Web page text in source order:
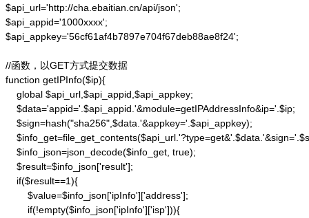
$api_url='http://cha.ebaitian.cn/api/json';
$api_appid='1000xxxx';
$api_appkey='56cf61af4b7897e704f67deb88ae8f24';
//函数，以GET方式提交数据
function getIPInfo($ip){
    global $api_url,$api_appid,$api_appkey;
    $data='appid='.$api_appid.'&module=getIPAddressInfo&ip='.$ip;
    $sign=hash("sha256",$data.'&appkey='.$api_appkey);
    $info_json=json_decode($info_get, true);
    $result=$info_json['result'];
    if($result==1){
        $value=$info_json['ipInfo']['address'];
        if(!empty($info_json['ipInfo']['isp'])){